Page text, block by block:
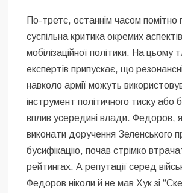
По-третє, останнім часом помітно
суспільна критика окремих аспектів
мобілізаційної політики. На цьому
експертів припускає, що резонансні
навколо армії можуть
інструмент політичного тиску або
вплив усередині влади. Федоров,
виконати доручення Зеленського
бусифікацію, почав стрімко
рейтингах. А репутації серед
Федоров ніколи й не мав Хук зі